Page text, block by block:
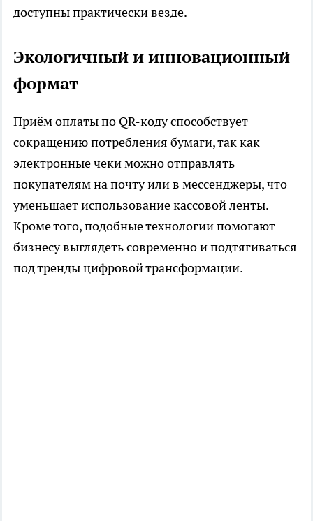
доступны практически везде.
Экологичный и инновационный
формат
Приём оплаты по QR-коду способствует
сокращению потребления бумаги, так как
электронные чеки можно отправлять
покупателям на почту или в мессенджеры, что
уменьшает использование кассовой ленты.
Кроме того, подобные технологии помогают
бизнесу выглядеть современно и подтягиваться
под тренды цифровой трансформации.